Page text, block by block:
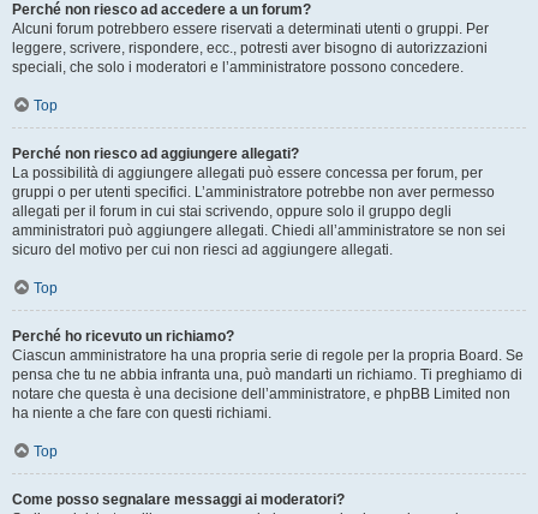
Perché non riesco ad accedere a un forum?
Alcuni forum potrebbero essere riservati a determinati utenti o gruppi. Per
leggere, scrivere, rispondere, ecc., potresti aver bisogno di autorizzazioni
speciali, che solo i moderatori e l’amministratore possono concedere.
Top
Perché non riesco ad aggiungere allegati?
La possibilità di aggiungere allegati può essere concessa per forum, per
gruppi o per utenti specifici. L’amministratore potrebbe non aver permesso
allegati per il forum in cui stai scrivendo, oppure solo il gruppo degli
amministratori può aggiungere allegati. Chiedi all’amministratore se non sei
sicuro del motivo per cui non riesci ad aggiungere allegati.
Top
Perché ho ricevuto un richiamo?
Ciascun amministratore ha una propria serie di regole per la propria Board. Se
pensa che tu ne abbia infranta una, può mandarti un richiamo. Ti preghiamo di
notare che questa è una decisione dell’amministratore, e phpBB Limited non
ha niente a che fare con questi richiami.
Top
Come posso segnalare messaggi ai moderatori?